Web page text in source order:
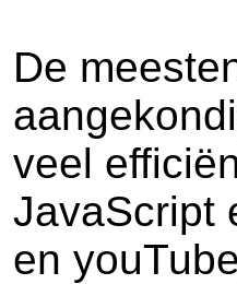
De
veel
JavaScript
en